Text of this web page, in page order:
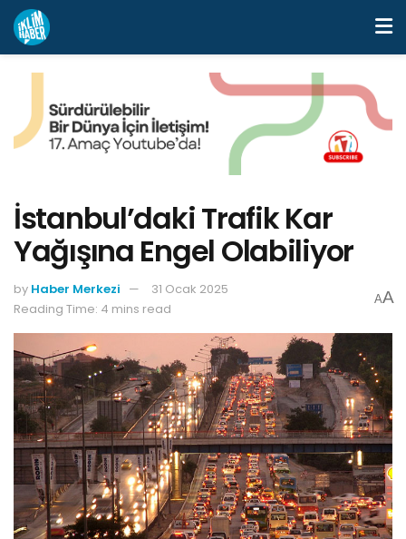
İstanbul’daki Trafik Kar
Yağışına Engel Olabiliyor
by Haber Merkezi
31 Ocak 2025
Reading Time: 4 mins read
AA